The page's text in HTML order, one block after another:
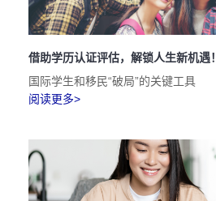
借助学历认证评估，解锁人生新机遇！
国际学生和移民“破局”的关键工具
阅读更多>